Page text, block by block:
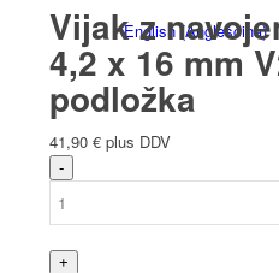
English(Angleščina)
Vijak z
4,2 x 16 mm
podložka
41,90 € plus DDV